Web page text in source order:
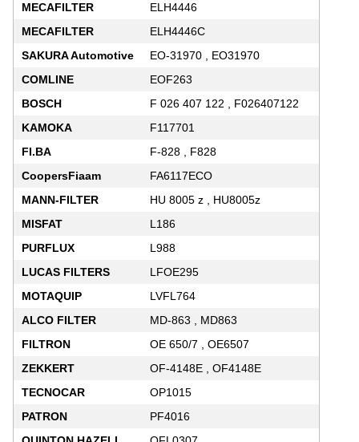
MECAFILTER
ELH4446
MECAFILTER
ELH4446C
SAKURA Automotive
EO-31970 , EO31970
COMLINE
EOF263
BOSCH
F 026 407 122 , F026407122
KAMOKA
F117701
FI.BA
F-828 , F828
CoopersFiaam
FA6117ECO
MANN-FILTER
HU 8005 z , HU8005z
MISFAT
L186
PURFLUX
L988
LUCAS FILTERS
LFOE295
MOTAQUIP
LVFL764
ALCO FILTER
MD-863 , MD863
FILTRON
OE 650/7 , OE6507
ZEKKERT
OF-4148E , OF4148E
TECNOCAR
OP1015
PATRON
PF4016